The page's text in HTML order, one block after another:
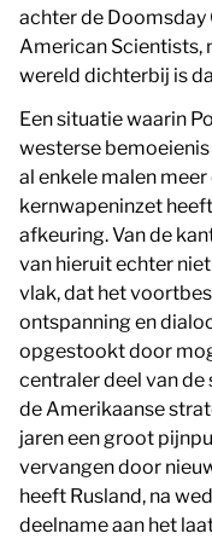
achter de Doomsday
American Scientists,
wereld dichterbij is
Een situatie waarin
westerse
al enkele malen
kernwapeninzet
afkeuring. Van de
van hieruit echter
vlak, dat het
ontspanning en
opgestookt door
centraler deel van
de Amerikaanse
jaren een groot
vervangen door
heeft Rusland, na
deelname aan het